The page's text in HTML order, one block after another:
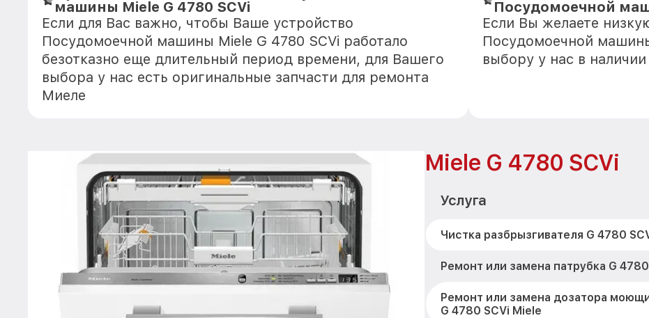
машины Miele G 4780 SCVi
Если для Вас важно, чтобы Ваше устройство
Посудомоечной машины Miele G 4780 SCVi работало
безотказно еще длительный период времени, для Вашего
выбора у нас есть оригинальные запчасти для ремонта
Миеле
Посудомоечной
Если Вы желаете
Посудомоечной
выбору у нас в
Miele G 4780 SCVi
Услуга
Чистка разбрызгивателя G 4780
Ремонт или замена патрубка G
Ремонт или замена дозатора
G 4780 SCVi Miele